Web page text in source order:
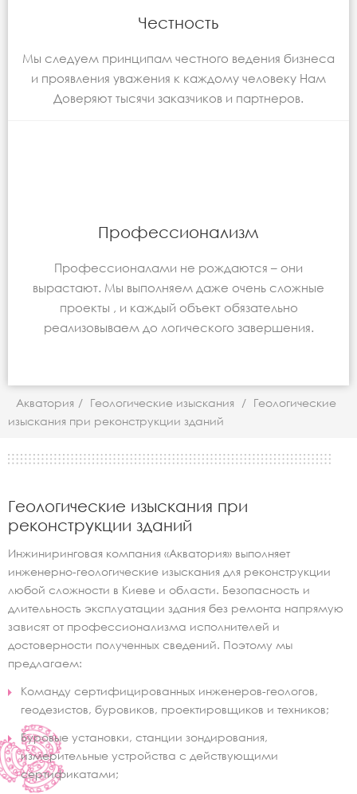
Честность
Мы следуем принципам честного ведения бизнеса
и проявления уважения к каждому человеку Нам
Доверяют тысячи заказчиков и партнеров.
Профессионализм
Профессионалами не рождаются – они
вырастают. Мы выполняем даже очень сложные
проекты , и каждый объект обязательно
реализовываем до логического завершения.
Акватория / Геологические изыскания / Геологические
изыскания при реконструкции зданий
Геологические изыскания при
реконструкции зданий
Инжиниринговая компания «Акватория» выполняет
инженерно-геологические изыскания для реконструкции
любой сложности в Киеве и области. Безопасность и
длительность эксплуатации здания без ремонта напрямую
зависят от профессионализма исполнителей и
достоверности полученных сведений. Поэтому мы
предлагаем:
Команду сертифицированных инженеров-геологов,
геодезистов, буровиков, проектировщиков и техников;
Буровые установки, станции зондирования,
измерительные устройства с действующими
сертификатами;